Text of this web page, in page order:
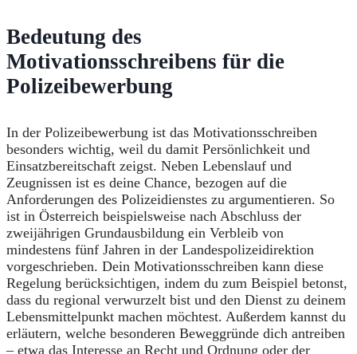
Bedeutung des
Motivationsschreibens für die
Polizeibewerbung
In der Polizeibewerbung ist das Motivationsschreiben
besonders wichtig, weil du damit Persönlichkeit und
Einsatzbereitschaft zeigst. Neben Lebenslauf und
Zeugnissen ist es deine Chance, bezogen auf die
Anforderungen des Polizeidienstes zu argumentieren. So
ist in Österreich beispielsweise nach Abschluss der
zweijährigen Grundausbildung ein Verbleib von
mindestens fünf Jahren in der Landespolizeidirektion
vorgeschrieben. Dein Motivationsschreiben kann diese
Regelung berücksichtigen, indem du zum Beispiel betonst,
dass du regional verwurzelt bist und den Dienst zu deinem
Lebensmittelpunkt machen möchtest. Außerdem kannst du
erläutern, welche besonderen Beweggründe dich antreiben
– etwa das Interesse an Recht und Ordnung oder der